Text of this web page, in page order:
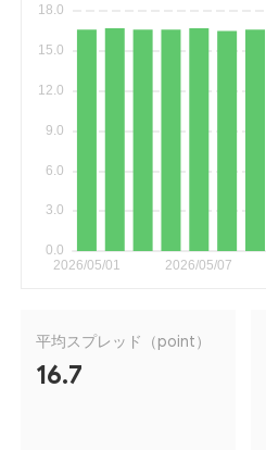
平均スプレッド（point）
16.7